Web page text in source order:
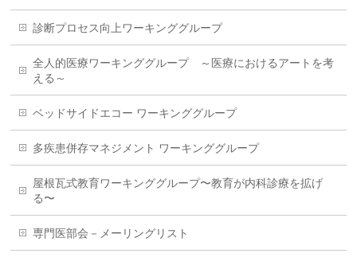
診断プロセス向上ワーキンググループ
全人的医療ワーキンググループ ～医療におけるアートを考
える～
ベッドサイドエコー ワーキンググループ
多疾患併存マネジメント ワーキンググループ
屋根瓦式教育ワーキンググループ〜教育が内科診療を拡げ
る〜
専門医部会－メーリングリスト